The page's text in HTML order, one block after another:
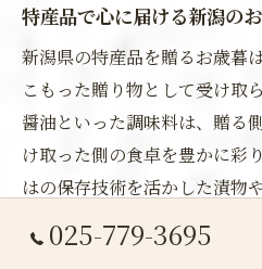
特産品で心に届ける新潟の
新潟県の特産品を贈るお歳暮
こもった贈り物として受け取
醤油といった調味料は、贈る
け取った側の食卓を豊かに彩
はの保存技術を活かした漬物
て大変人気です。これらの新
謝の気持ちをしっかりと伝
025-779-3695